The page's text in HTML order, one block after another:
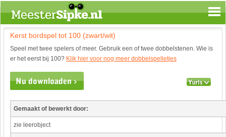
Spelen en leren
Aardrijkskunde
Engels
Geloof
Geschiedenis
Internetopdrachten
Kinder-/Jeugdboeken
Kerst bordspel tot 100 (zwart/wit)
Speel met twee spelers of meer. Gebruik een of twee dobbelstenen. Wie is
er het eerst bij 100? Klik hier voor nog meer dobbelspelletjes
Gemaakt of bewerkt door:
zie leerobject